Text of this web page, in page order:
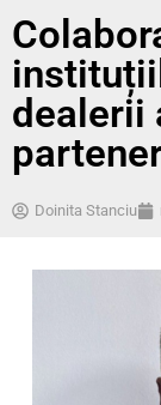
dealerii
Doinita Stanciu